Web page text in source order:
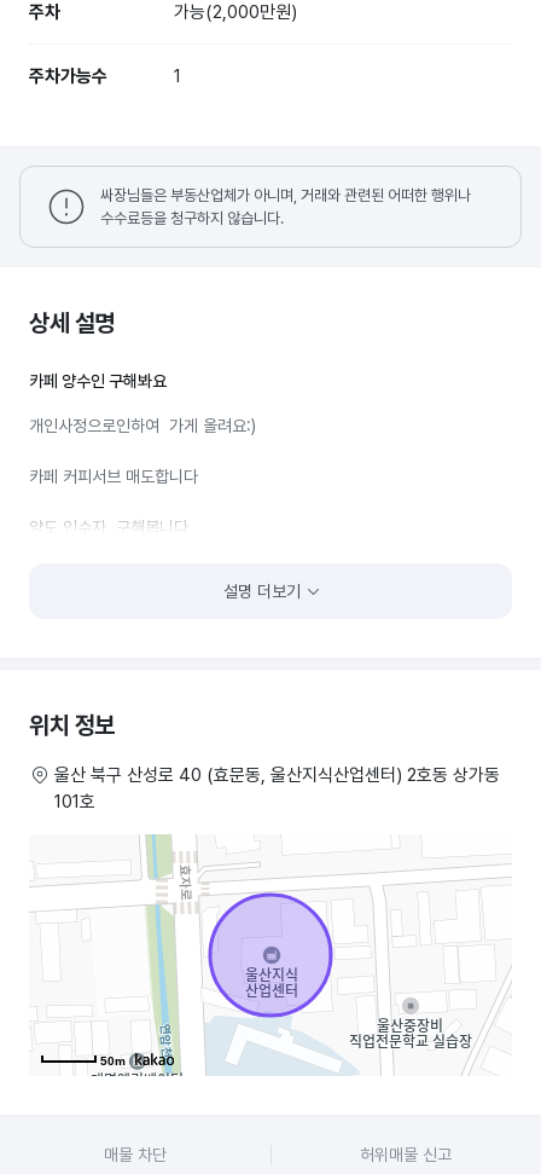
주차 가능(2,000만원)
주차가능수 1
싸장님들은 부동산업체가 아니며, 거래와 관련된 어떠한 행위나
수수료등을 청구하지 않습니다.
상세 설명
카페 양수인 구해봐요
개인사정으로인하여 가게 올려요:)
카페 커피서브 매도합니다
양도 인수자 구해봅니다
개인 물품을 제외한 모든 시 설과 집기류를 포함하여 바로 운영 가능하도록
인수인계가 완료될 수 있도록 옆에서 알려드 릴 예정이라 처음 가게를
운영하시려는 예비 사장님들께서 도 무리없을거라 판단이들어요
화장실은 외부상가동안에 사용하고 있으며,
일 부 공간분리를 해두어
공간안에는 가스배관 과 후드 갖춰져 있습니다
권리금
설명 더보기
위치 정보
울산 북구 산성로 40 (효문동, 울산지식산업센터) 2호동 상가동
101호
50m
매물 차단 허위매물 신고